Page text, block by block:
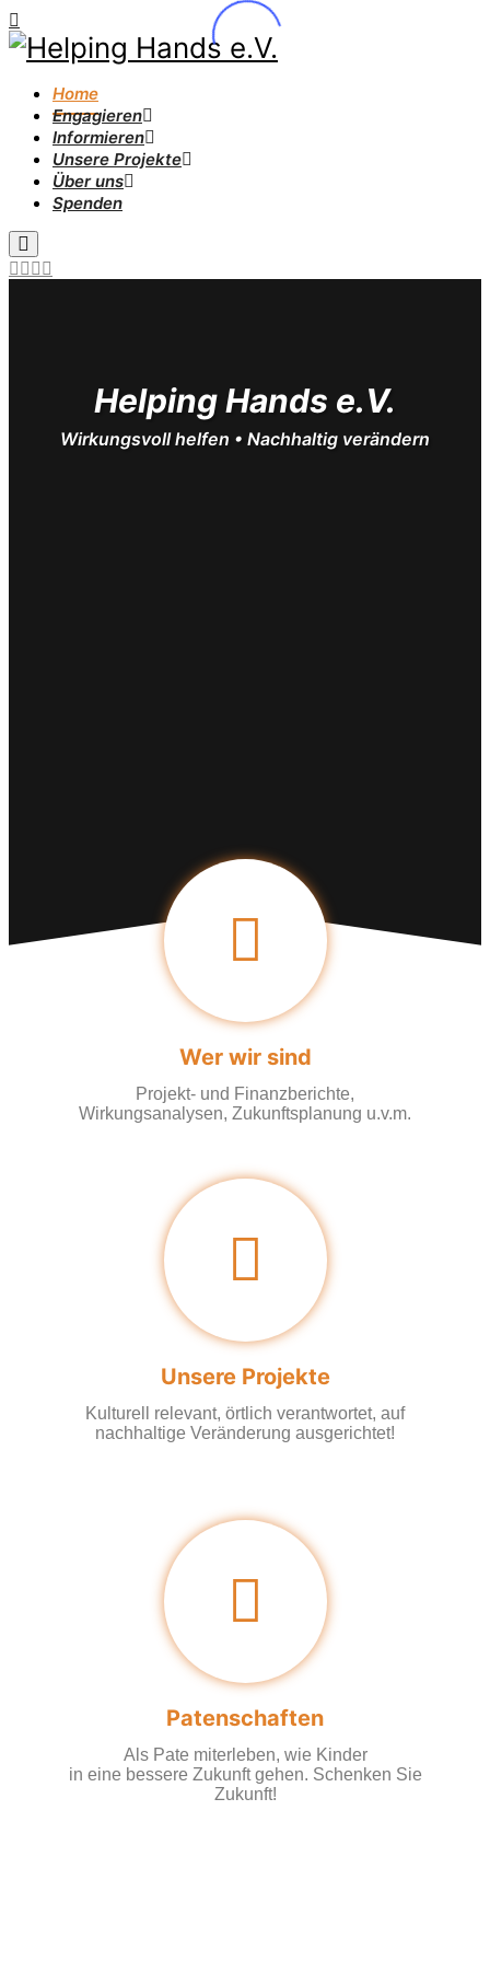
Home
Engagieren
Informieren
Unsere Projekte
Über uns
Spenden
Helping Hands e.V.
Wirkungsvoll helfen • Nachhaltig verändern
Wer wir sind
Projekt- und Finanzberichte,
Wirkungsanalysen, Zukunftsplanung u.v.m.
Unsere Projekte
Kulturell relevant, örtlich verantwortet, auf
nachhaltige Veränderung ausgerichtet!
Patenschaften
Als Pate miterleben, wie Kinder
in eine bessere Zukunft gehen. Schenken Sie
Zukunft!